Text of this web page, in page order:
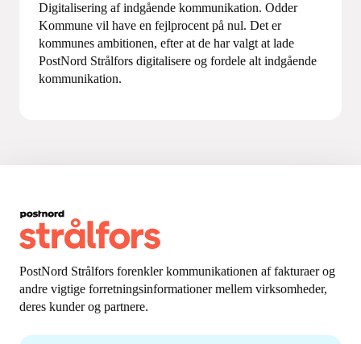
Digitalisering af indgående kommunikation. Odder
Kommune vil have en fejlprocent på nul. Det er
kommunes ambitionen, efter at de har valgt at lade
PostNord Strålfors digitalisere og fordele alt indgående
kommunikation.
PostNord Strålfors forenkler kommunikationen af fakturaer og
andre vigtige forretningsinformationer mellem virksomheder,
deres kunder og partnere.